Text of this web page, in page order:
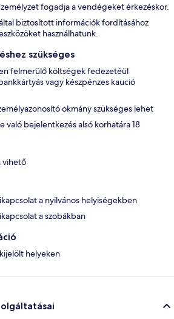
fogadja a vendégeket érkezéskor.
biztosított információk fordításához
használhatunk.
szükséges
felmerülő költségek fedezetéül
vagy készpénzes kaució
okmány szükséges lehet
való bejelentkezés alsó korhatára 18
vihető
a nyilvános helyiségekben
a szobákban
helyeken